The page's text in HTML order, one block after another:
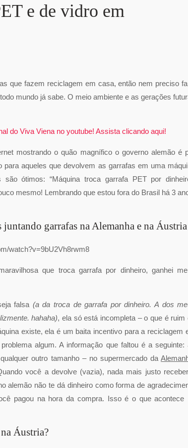
e de vidro em
que fazem reciclagem em casa, então nem preciso
mundo já sabe. O meio ambiente e as gerações
do Viva Viena no youtube! Assista clicando aqui!
mostrando o quão magnífico o governo alemão é
aqueles que devolvem as garrafas em uma
ótimos: “Máquina troca garrafa PET por
mesmo! Lembrando que estou fora do Brasil há 3
garrafas na Alemanha e na Áustria
watch?v=9bU2Vh8rwm8
que troca garrafa por dinheiro, ganhei
falsa (a da troca de garrafa por dinheiro. A dos
hahaha), ela só está incompleta – o que é ruim
existe, ela é um baita incentivo para a reciclagem
algum. A informação que faltou é a seguinte:
outro tamanho – no supermercado da
você a devolve (vazia), nada mais justo
alemão não te dá dinheiro como forma de
pagou na hora da compra. Isso é o que acontece
Áustria?